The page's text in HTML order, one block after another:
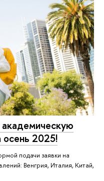
2025!
подачи заявки на
Венгрия, Италия, Китай,